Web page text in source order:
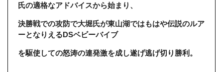
氏の適格なアドバイスから始まり、
決勝戦での攻防で大堀氏が東山湖ではもはや伝説のルア
ーとなりえるDSベビーバイブ
を駆使しての怒涛の連発激を成し遂げ逃げ切り勝利。